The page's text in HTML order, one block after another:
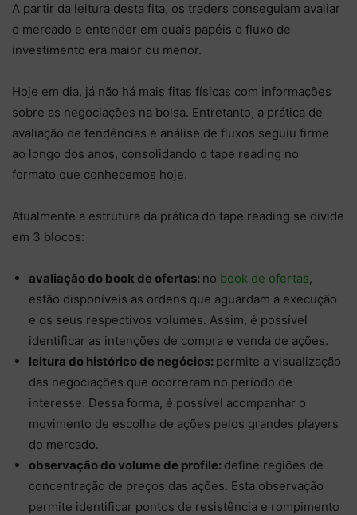
A partir da leitura desta fita, os traders conseguiam avaliar
o mercado e entender em quais papéis o fluxo de
investimento era maior ou menor.
Hoje em dia, já não há mais fitas físicas com informações
sobre as negociações na bolsa. Entretanto, a prática de
avaliação de tendências e análise de fluxos seguiu firme
ao longo dos anos, consolidando o tape reading no
formato que conhecemos hoje.
Atualmente a estrutura da prática do tape reading se divide
em 3 blocos:
avaliação do book de ofertas: no book de ofertas,
estão disponíveis as ordens que aguardam a execução
e os seus respectivos volumes. Assim, é possível
identificar as intenções de compra e venda de ações.
leitura do histórico de negócios: permite a visualização
das negociações que ocorreram no período de
interesse. Dessa forma, é possível acompanhar o
movimento de escolha de ações pelos grandes players
do mercado.
observação do volume de profile: define regiões de
concentração de preços das ações. Esta observação
permite identificar pontos de resistência e rompimento